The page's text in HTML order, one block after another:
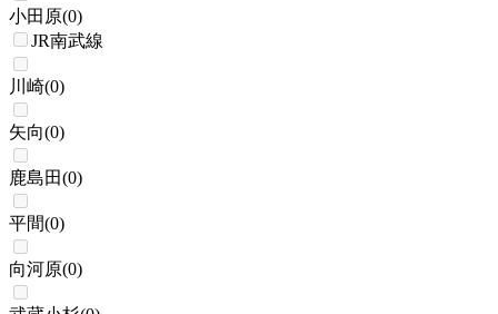
小田原(0)
JR南武線
川崎(0)
矢向(0)
鹿島田(0)
平間(0)
向河原(0)